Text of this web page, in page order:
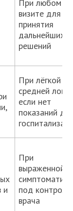
При любом
визите для
принятия
дальнейших
решений
При лёгкой и
средней
если нет
показаний
и
При
выраженной
под
врача